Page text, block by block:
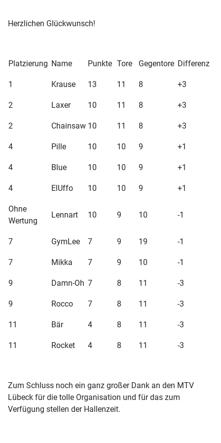
Herzlichen Glückwunsch!
Platzierung Name Punkte Tore Gegentore Differenz
1 Krause 13 11 8 +3
2 Laxer 10 11 8 +3
2 Chainsaw 10 11 8 +3
4 Pille 10 10 9 +1
4 Blue 10 10 9 +1
4 ElUffo 10 10 9 +1
Ohne
Wertung
Lennart 10 9 10 -1
7 GymLee 7 9 19 -1
7 Mikka 7 9 10 -1
9 Damn-Oh 7 8 11 -3
9 Rocco 7 8 11 -3
11 Bär 4 8 11 -3
11 Rocket 4 8 11 -3
Zum Schluss noch ein ganz großer Dank an den MTV
Lübeck für die tolle Organisation und für das zum
Verfügung stellen der Hallenzeit.